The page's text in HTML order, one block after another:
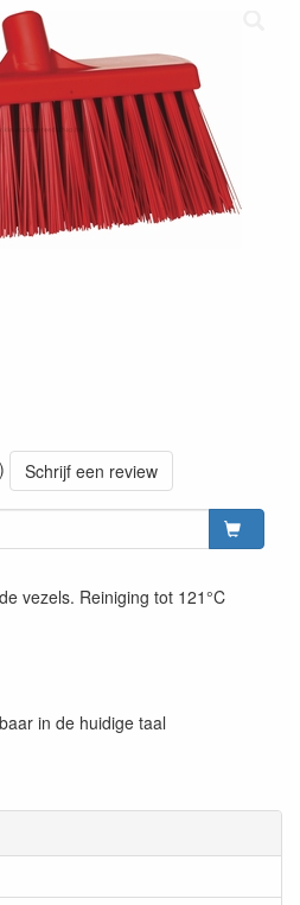
Schrijf een review
vezels. Reiniging tot 121°C
in de huidige taal